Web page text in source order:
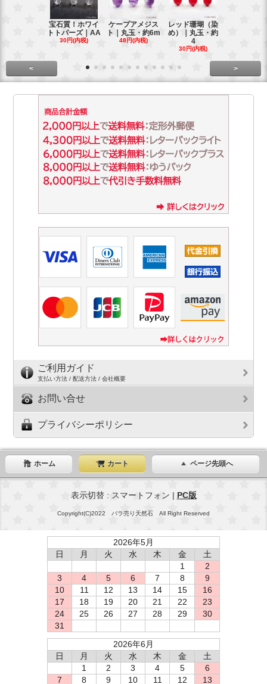
宝石質！ホワイ
トトパーズ｜AA
30円(内税)
ケープアメジス
ト｜丸玉・約6m
48円(内税)
レッド珊瑚（染
め）｜丸玉・約
4
30円(内税)
< >
ご利用ガイド
支払い方法 / 配送方法 / 会社概要
お問い合せ
プライバシーポリシー
ホーム カート ページ先頭へ
表示切替 : スマートフォン | PC版
Copyright(C)2022 バラ売り天然石 All Right Reserved
2026年5月
日
月 火 水 木 金
土
1
2
3
4 5 6 7 8
9
10
11 12 13 14 15
16
17
18 19 20 21 22
23
24
25 26 27 28 29
30
31
2026年6月
日
月 火 水 木 金
土
1
2 3 4 5
6
7
8 9 10 11 12 13